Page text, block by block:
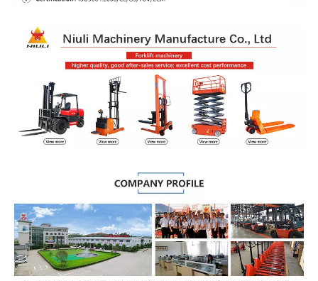
Parámetro técnico